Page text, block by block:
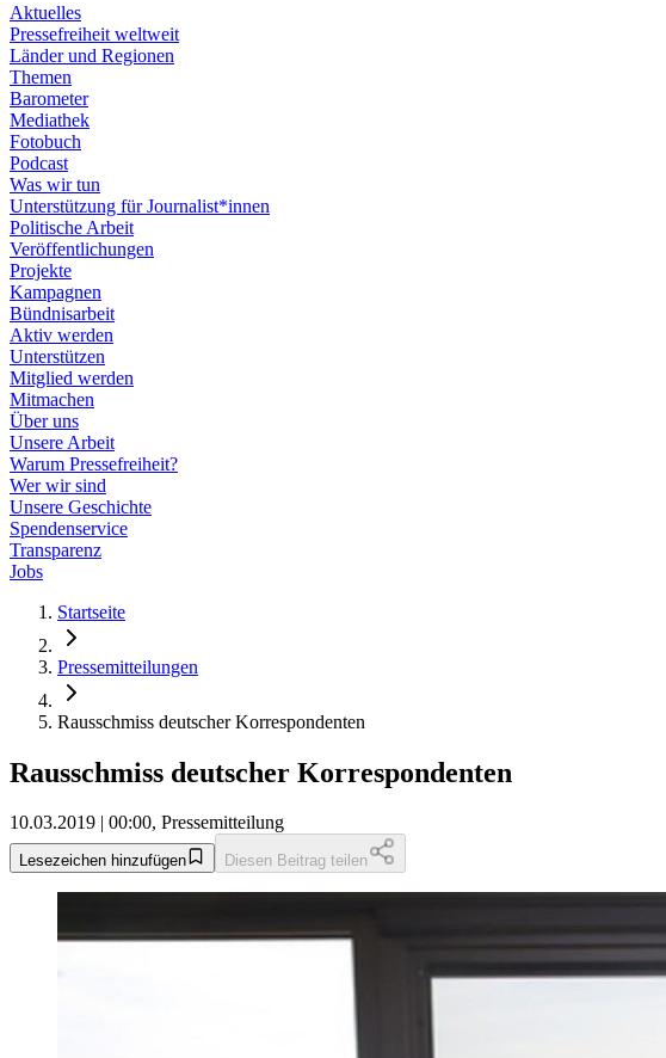
Aktuelles
Pressefreiheit weltweit
Länder und Regionen
Themen
Barometer
Mediathek
Fotobuch
Podcast
Was wir tun
Unterstützung für Journalist*innen
Politische Arbeit
Veröffentlichungen
Projekte
Kampagnen
Bündnisarbeit
Aktiv werden
Unterstützen
Mitglied werden
Mitmachen
Über uns
Unsere Arbeit
Warum Pressefreiheit?
Wer wir sind
Unsere Geschichte
Spendenservice
Transparenz
Jobs
Startseite
Pressemitteilungen
Rausschmiss deutscher Korrespondenten
Rausschmiss deutscher Korrespondenten
10.03.2019 | 00:00, Pressemitteilung
Lesezeichen hinzufügen Diesen Beitrag teilen